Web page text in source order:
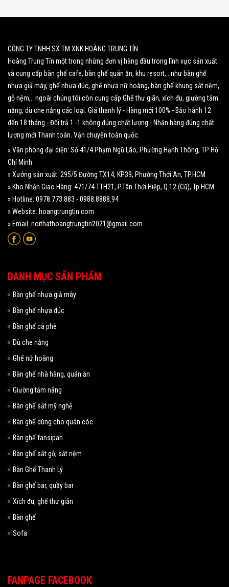
CÔNG TY TNHH SX TM XNK HOÀNG TRUNG TÍN
Hoàng Trung Tín một trong những đơn vị hàng đầu trong lĩnh vực sản xuất
và cung cấp bàn ghế cafe, bàn ghế quán ăn, khu resort,.. như bàn ghế
nhựa giả mây, ghế nhựa đúc, ghế nhựa nữ hoàng, bàn ghế khung sắt nệm,
gỗ nệm,.. ngoài chúng tôi còn cung cấp Ghế thư giãn, xích đu, giường tắm
nắng, dù che nắng các loại. Giá thanh lý - Hàng mới 100% - Bảo hành 12
đến 18 tháng - Đổi trả 1 -1 không đúng chất lượng - Nhận hàng đúng chất
lượng mới Thanh toán. Vận chuyển toàn quốc.
» Văn phòng đại diện: Số 41/4 Phạm Ngũ Lão, Phường Hạnh Thông, TP Hồ
Chí Minh
» Xưởng sản xuất: 295/5 Đường TX14, KP39, Phường Thới An, TP.HCM
» Kho Nhận Giao Hàng: 471/74 TTH21, P.Tân Thới Hiệp, Q.12 (Cũ), Tp HCM
» Hotline: 0978.773.883 - 0988.8888.94
» Website: hoangtrungtin.com
» Email: noithathoangtrungtin2021@gmail.com
DANH MỤC SẢN PHẨM
Bàn ghế nhựa giả mây
Bàn ghế nhựa đúc
Bàn ghế cà phê
Dù che nắng
Ghế nữ hoàng
Bàn ghế nhà hàng, quán ăn
Giường tắm nắng
Bàn ghế sắt mỹ nghệ
Bàn ghế dùng cho quán cóc
Bàn ghế fansipan
Bàn ghế sắt gỗ, sắt nệm
Bàn Ghế Thanh Lý
Bàn ghế bar, quầy bar
Xích đu, ghế thư giản
Bàn ghế
Sofa
FANPAGE FACEBOOK